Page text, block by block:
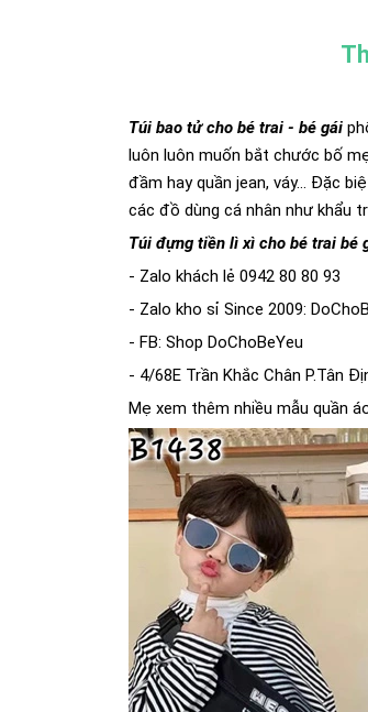
Túi bao tử cho bé trai - bé gái
luôn luôn muốn bắt chước bố
đầm hay quần jean, váy... Đặc
các đồ dùng cá nhân như khẩu
Túi đựng tiền lì xì cho bé trai bé
- Zalo khách lẻ 0942 80 80 93
- Zalo kho sỉ Since 2009:
- FB: Shop DoChoBeYeu
- 4/68E Trần Khắc Chân P.Tân
Mẹ xem thêm nhiều mẫu quần